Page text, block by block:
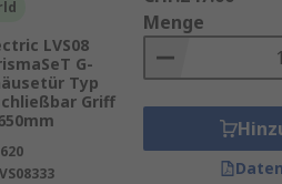
eine wesentliche Rolle.
des Gehäuses eindringen.
LVS08
G-
Typ
Griff
Menge